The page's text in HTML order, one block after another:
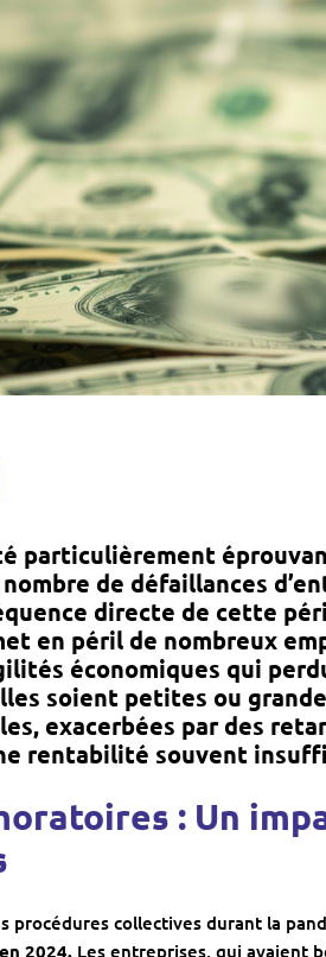
particulièrement
de défaillances
directe de cette
en péril de nombreux
économiques qui
soient petites ou
exacerbées par des
rentabilité souvent
: Un
procédures collectives durant la
2024. Les entreprises, qui avaient